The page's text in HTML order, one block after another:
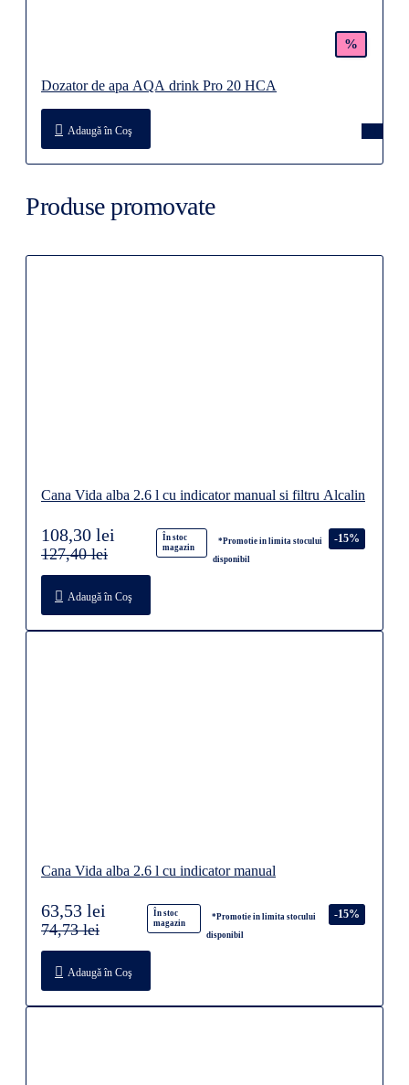
%
Dozator de apa AQA drink Pro 20 HCA
Adaugă în Coş
Produse promovate
Cana Vida alba 2.6 l cu indicator manual si filtru Alcalin
În stoc
magazin
*Promotie in limita stocului
disponibil
-15%
108,30 lei
127,40 lei
Adaugă în Coş
Cana Vida alba 2.6 l cu indicator manual
În stoc
magazin
*Promotie in limita stocului
disponibil
-15%
63,53 lei
74,73 lei
Adaugă în Coş